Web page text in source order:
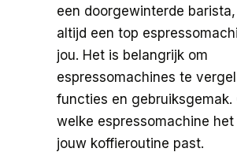
een doorgewinterde
altijd een top
jou. Het is belangrijk om
espressomachines te
functies en gebruiksgemak.
welke espressomachine
jouw koffieroutine past.